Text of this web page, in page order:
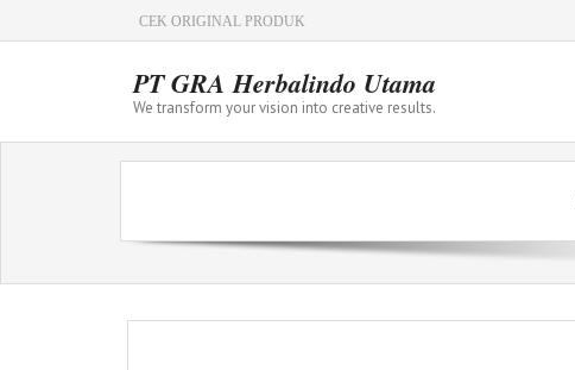
CEK ORIGINAL PRODUK
PT GRA Herbalindo Utama
We transform your vision into creative results.